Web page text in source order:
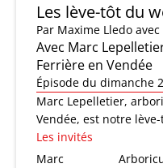
Les lève-tôt du
Par Maxime Lledo
Avec Marc
Ferrière en Vendée
Épisode du dimanche
Marc Lepelletier,
Vendée, est notre
Les invités
Marc